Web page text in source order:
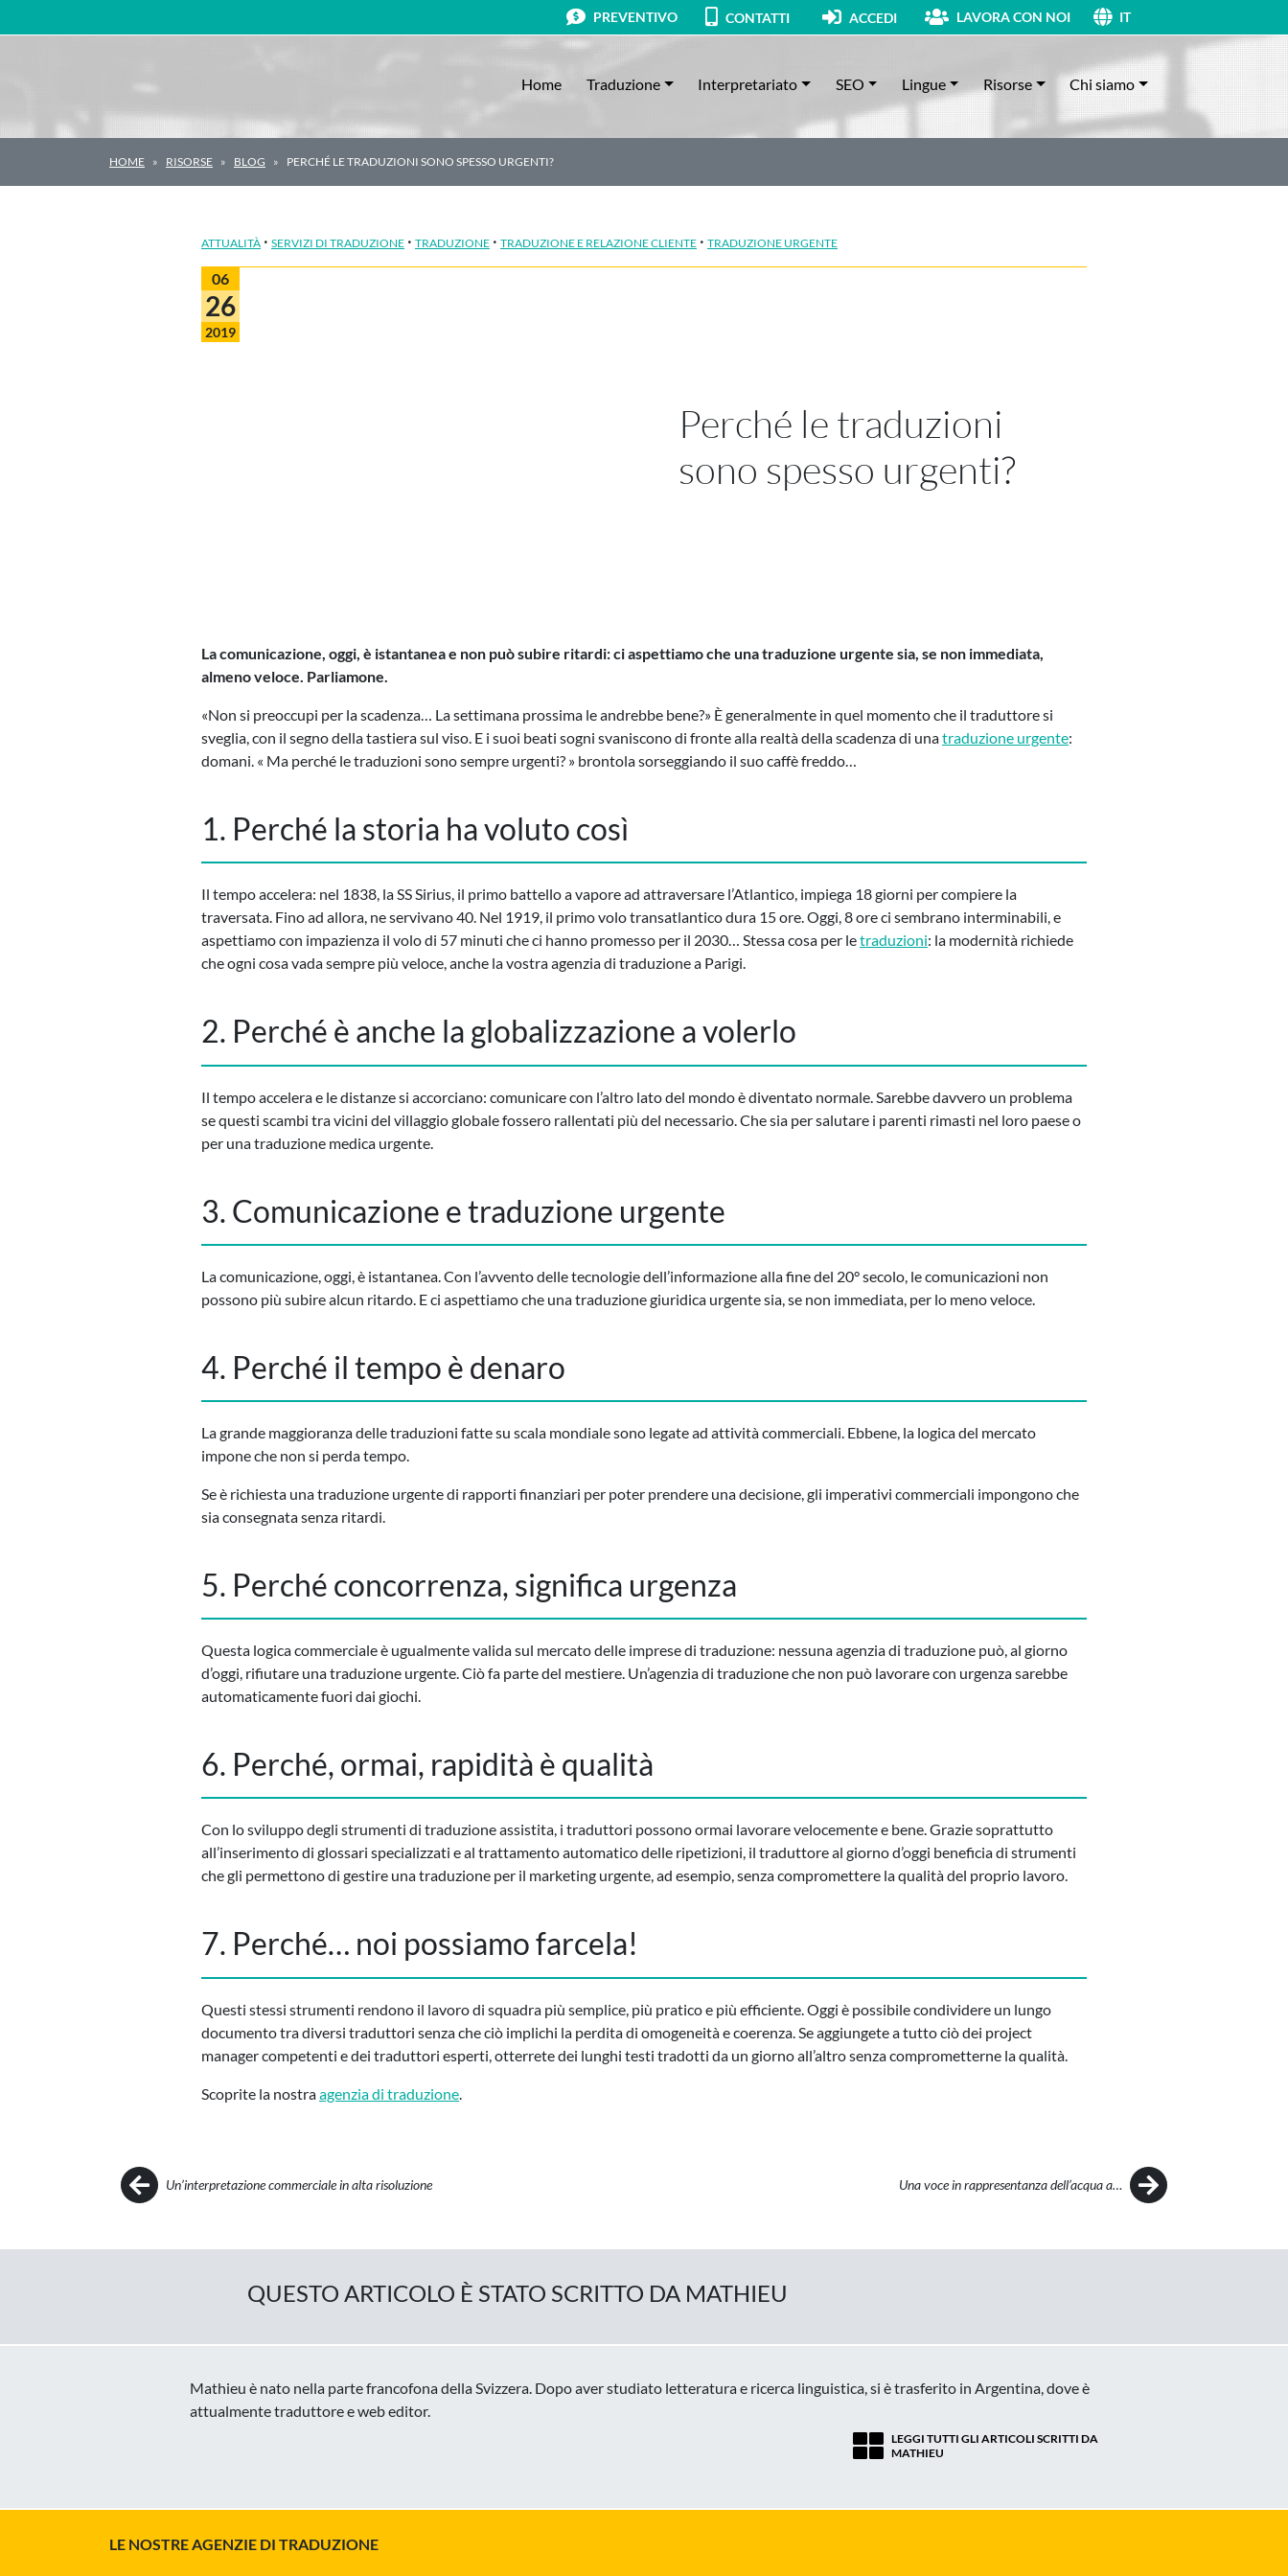
PREVENTIVO CONTATTI ACCEDI LAVORA CON NOI IT
Navigazione principale Home Traduzione Interpretariato SEO Lingue Risorse Chi siamo
HOME RISORSE BLOG PERCHÉ LE TRADUZIONI SONO SPESSO URGENTI?
ATTUALITÀ · SERVIZI DI TRADUZIONE · TRADUZIONE · TRADUZIONE E RELAZIONE CLIENTE · TRADUZIONE URGENTE
06
26
2019
Perché le traduzioni
sono spesso urgenti?
La comunicazione, oggi, è istantanea e non può subire ritardi: ci aspettiamo che una traduzione urgente sia, se non immediata,
almeno veloce. Parliamone.
«Non si preoccupi per la scadenza… La settimana prossima le andrebbe bene?» È generalmente in quel momento che il traduttore si
sveglia, con il segno della tastiera sul viso. E i suoi beati sogni svaniscono di fronte alla realtà della scadenza di unatraduzione urgente:
domani. « Ma perché le traduzioni sono sempre urgenti? » brontola sorseggiando il suo caffè freddo…
1. Perché la storia ha voluto così
Il tempo accelera: nel 1838, la SS Sirius, il primo battello a vapore ad attraversare l’Atlantico, impiega 18 giorni per compiere la
traversata. Fino ad allora, ne servivano 40. Nel 1919, il primo volo transatlantico dura 15 ore. Oggi, 8 ore ci sembrano interminabili, e
aspettiamo con impazienza il volo di 57 minuti che ci hanno promesso per il 2030… Stessa cosa per letraduzioni: la modernità richiede
che ogni cosa vada sempre più veloce, anche la vostra agenzia di traduzione a Parigi.
2. Perché è anche la globalizzazione a volerlo
Il tempo accelera e le distanze si accorciano: comunicare con l’altro lato del mondo è diventato normale. Sarebbe davvero un problema
se questi scambi tra vicini del villaggio globale fossero rallentati più del necessario. Che sia per salutare i parenti rimasti nel loro paese o
per una traduzione medica urgente.
3. Comunicazione e traduzione urgente
La comunicazione, oggi, è istantanea. Con l’avvento delle tecnologie dell’informazione alla fine del 20° secolo, le comunicazioni non
possono più subire alcun ritardo. E ci aspettiamo che una traduzione giuridica urgente sia, se non immediata, per lo meno veloce.
4. Perché il tempo è denaro
La grande maggioranza delle traduzioni fatte su scala mondiale sono legate ad attività commerciali. Ebbene, la logica del mercato
impone che non si perda tempo.
Se è richiesta una traduzione urgente di rapporti finanziari per poter prendere una decisione, gli imperativi commerciali impongono che
sia consegnata senza ritardi.
5. Perché concorrenza, significa urgenza
Questa logica commerciale è ugualmente valida sul mercato delle imprese di traduzione: nessuna agenzia di traduzione può, al giorno
d’oggi, rifiutare una traduzione urgente. Ciò fa parte del mestiere. Un’agenzia di traduzione che non può lavorare con urgenza sarebbe
automaticamente fuori dai giochi.
6. Perché, ormai, rapidità è qualità
Con lo sviluppo degli strumenti di traduzione assistita, i traduttori possono ormai lavorare velocemente e bene. Grazie soprattutto
all’inserimento di glossari specializzati e al trattamento automatico delle ripetizioni, il traduttore al giorno d’oggi beneficia di strumenti
che gli permettono di gestire una traduzione per il marketing urgente, ad esempio, senza compromettere la qualità del proprio lavoro.
7. Perché… noi possiamo farcela!
Questi stessi strumenti rendono il lavoro di squadra più semplice, più pratico e più efficiente. Oggi è possibile condividere un lungo
documento tra diversi traduttori senza che ciò implichi la perdita di omogeneità e coerenza. Se aggiungete a tutto ciò dei project
manager competenti e dei traduttori esperti, otterrete dei lunghi testi tradotti da un giorno all’altro senza comprometterne la qualità.
Scoprite la nostraagenzia di traduzione
Post navigation
Un’interpretazione commerciale in alta risoluzione Una voce in rappresentanza dell’acqua a…
QUESTO ARTICOLO È STATO SCRITTO DA MATHIEU
Mathieu è nato nella parte francofona della Svizzera. Dopo aver studiato letteratura e ricerca linguistica, si è trasferito in Argentina, dove è
attualmente traduttore e web editor.
LEGGI TUTTI GLI ARTICOLI SCRITTI DA
MATHIEU
LE NOSTRE AGENZIE DI TRADUZIONE